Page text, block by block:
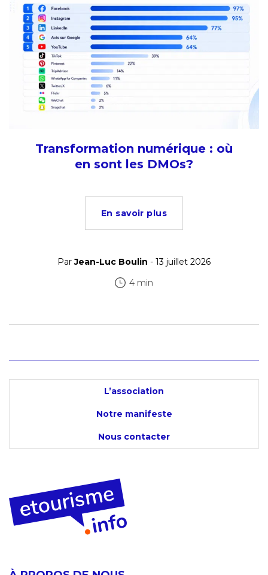
Transformation numérique : où
en sont les DMOs?
En savoir plus
ParJean-Luc Boulin - 13 juillet 2026
4 min
L’association
Notre manifeste
Nous contacter